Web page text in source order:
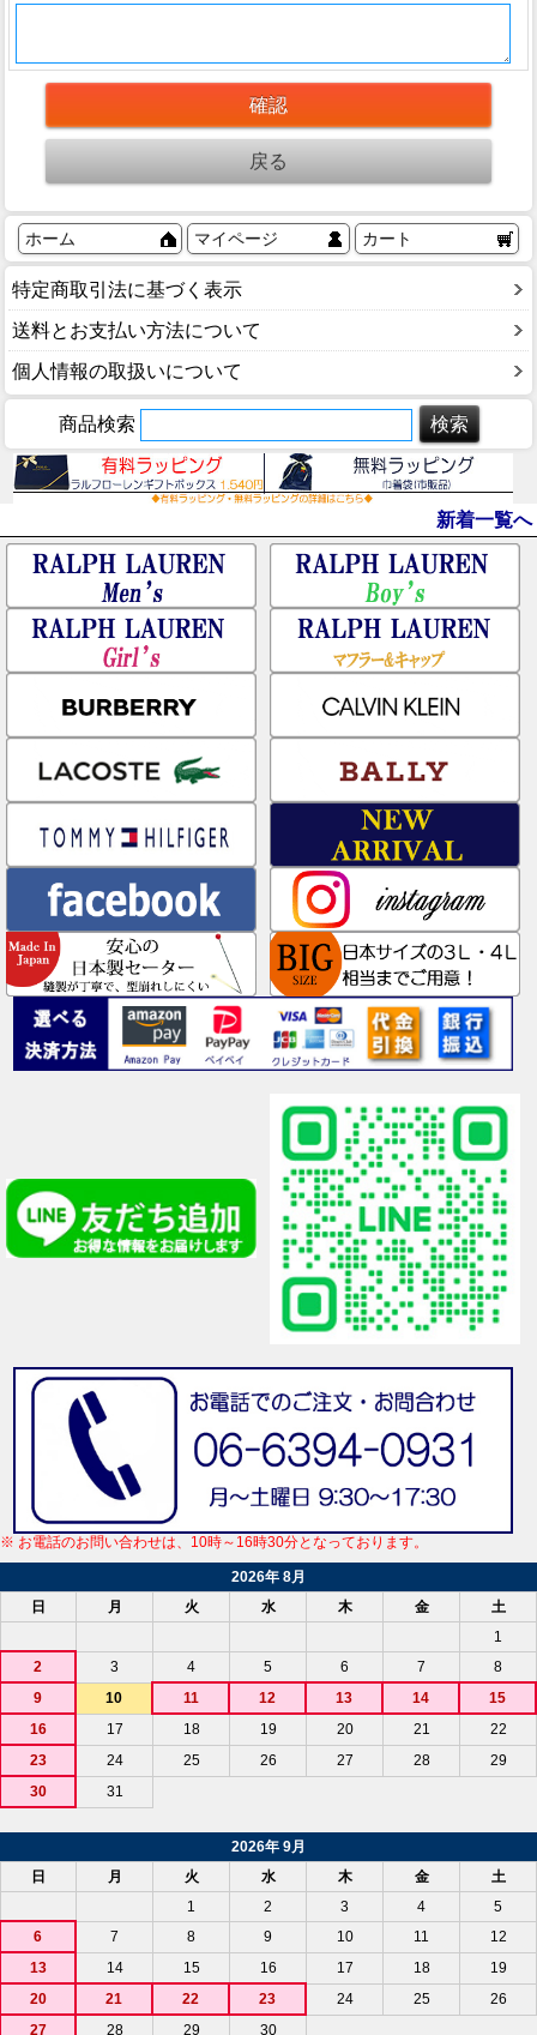
ホーム マイページ カート
特定商取引法に基づく表示
送料とお支払い方法について
個人情報の取扱いについて
商品検索
新着一覧へ
※ お電話のお問い合わせは、10時～16時30分となっております。
2026年 8月
日
月 火 水 木 金
土
1
2
3 4 5 6 7
8
9
10 11 12 13 14
15
16
17 18 19 20 21
22
23
24 25 26 27 28
29
30
31
2026年 9月
日
月 火 水 木 金
土
1
2 3 4
5
6
7 8 9 10 11
12
13
14 15 16 17 18
19
20
21 22 23 24 25
26
27
28 29 30